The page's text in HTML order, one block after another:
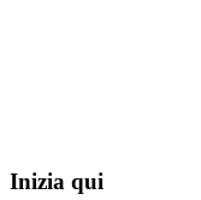
Inizia qui